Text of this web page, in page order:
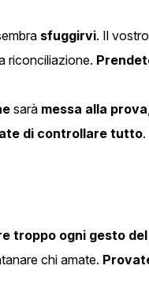
sfuggirvi. Il vostro
riconciliazione.
sarà messa alla prova
di controllare tutto.
troppo ogni gesto
chi amate.